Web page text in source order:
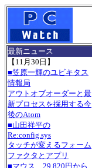
最新ニュース
【11月30日】
■笠原一輝のユビキタス
情報局
アウトオブオーダーと最
新プロセスを採用する今
後のAtom
■山田祥平の
Re:config.sys
タッチが変えるフォーム
ファクタとアプリ
■マウス、29,820円から